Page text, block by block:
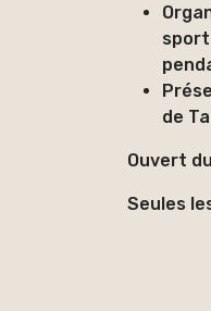
de
Ouvert
Seules